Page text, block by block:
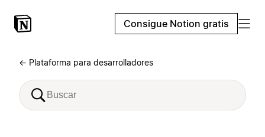
Consigue Notion gratis
← Plataforma para desarrolladores